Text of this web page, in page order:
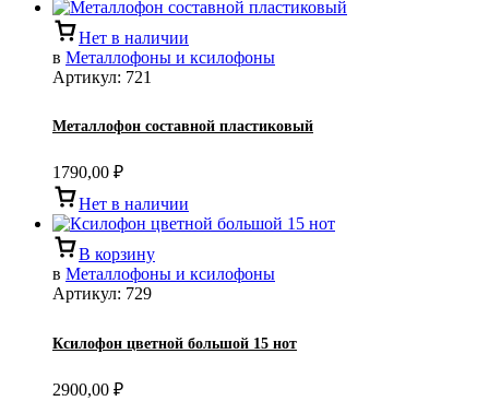
Нет в наличии
в Металлофоны и ксилофоны
Артикул: 721
Металлофон составной пластиковый
1790,00 ₽
Нет в наличии
В корзину
в Металлофоны и ксилофоны
Артикул: 729
Ксилофон цветной большой 15 нот
2900,00 ₽